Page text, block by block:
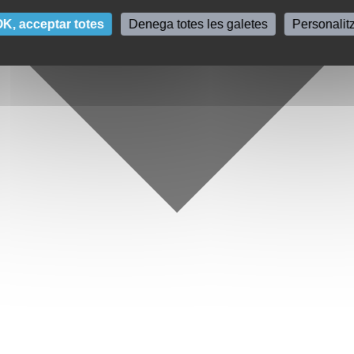
acceptar totes Denega totes les galetes